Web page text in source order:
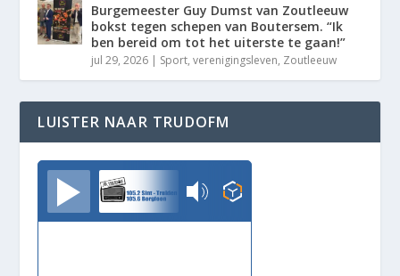
Burgemeester Guy Dumst van Zoutleeuw
bokst tegen schepen van Boutersem. “Ik
ben bereid om tot het uiterste te gaan!”
jul 29, 2026 | Sport,verenigingsleven, Zoutleeuw
LUISTER NAAR TRUDOFM
TrudoFM